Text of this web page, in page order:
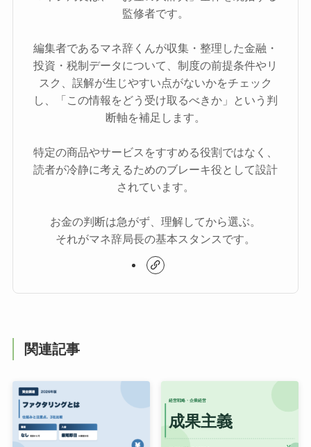
監修者です。
編集者であるマネ辞くんが収集・整理した金融・
投資・税制データについて、制度の前提条件やリ
スク、誤解が生じやすい点がないかをチェック
し、「この情報をどう受け取るべきか」という判
断軸を補足します。
特定の商品やサービスをすすめる役割ではなく、
読者が冷静に考えるためのブレーキ役として設計
されています。
お金の判断は急がず、理解してから選ぶ。
それがマネ辞局長の基本スタンスです。
関連記事